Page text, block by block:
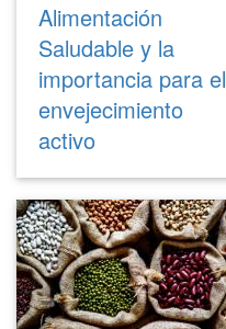
Alimentación
Saludable y la
importancia para el
envejecimiento
activo